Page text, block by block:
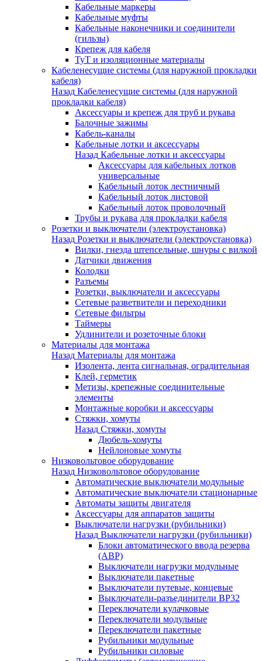
Кабельные маркеры
Кабельные муфты
Кабельные наконечники и соединители
(гильзы)
Крепеж для кабеля
ТуТ и изоляционные материалы
Кабеленесущие системы (для наружной прокладки
кабеля)
Назад Кабеленесущие системы (для наружной
прокладки кабеля)
Аксессуары и крепеж для труб и рукава
Балочные зажимы
Кабель-каналы
Кабельные лотки и аксессуары
Назад Кабельные лотки и аксессуары
Аксессуары для кабельных лотков
универсальные
Кабельный лоток лестничный
Кабельный лоток листовой
Кабельный лоток проволочный
Трубы и рукава для прокладки кабеля
Розетки и выключатели (электроустановка)
Назад Розетки и выключатели (электроустановка)
Вилки, гнезда штепсельные, шнуры с вилкой
Датчики движения
Колодки
Разъемы
Розетки, выключатели и аксессуары
Сетевые разветвители и переходники
Сетевые фильтры
Таймеры
Удлинители и розеточные блоки
Материалы для монтажа
Назад Материалы для монтажа
Изолента, лента сигнальная, оградительная
Клей, герметик
Метизы, крепежные соединительные
элементы
Монтажные коробки и аксессуары
Стяжки, хомуты
Назад Стяжки, хомуты
Дюбель-хомуты
Нейлоновые хомуты
Низковольтовое оборудование
Назад Низковольтовое оборудование
Автоматические выключатели модульные
Автоматические выключатели стационарные
Автоматы защиты двигателя
Аксессуары для аппаратов защиты
Выключатели нагрузки (рубильники)
Назад Выключатели нагрузки (рубильники)
Блоки автоматического ввода резерва
(АВР)
Выключатели нагрузки модульные
Выключатели пакетные
Выключатели путевые, концевые
Выключатели-разъединители ВР32
Переключатели кулачковые
Переключатели модульные
Переключатели пакетные
Рубильники модульные
Рубильники силовые